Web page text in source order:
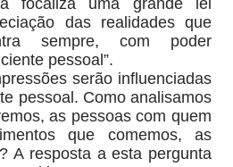
focaliza uma grande lei
das realidades que
sempre, com poder
pessoal”.
serão influenciadas
pessoal. Como analisamos
as pessoas com quem
que comemos, as
A resposta a esta pergunta